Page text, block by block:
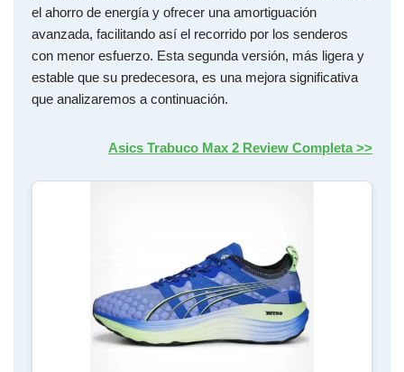
el ahorro de energía y ofrecer una amortiguación
avanzada, facilitando así el recorrido por los senderos
con menor esfuerzo. Esta segunda versión, más ligera y
estable que su predecesora, es una mejora significativa
que analizaremos a continuación.
Asics Trabuco Max 2 Review Completa >>